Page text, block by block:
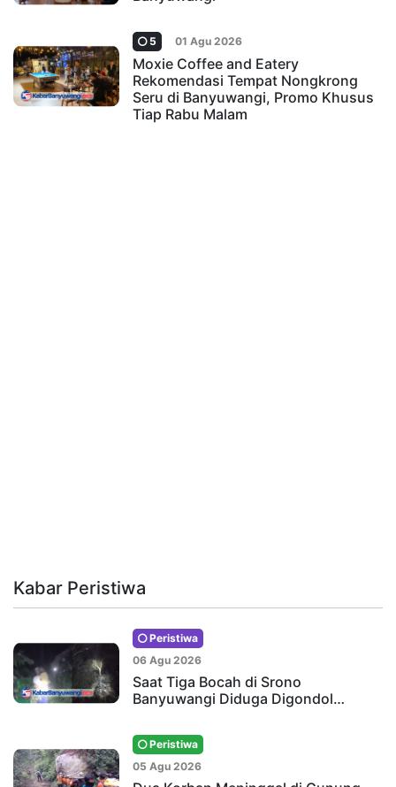
5 01 Agu 2026
Moxie Coffee and Eatery
Rekomendasi Tempat Nongkrong
Seru di Banyuwangi, Promo Khusus
Tiap Rabu Malam
Kabar Peristiwa
Peristiwa
06 Agu 2026
Saat Tiga Bocah di Srono
Banyuwangi Diduga Digondol…
Peristiwa
05 Agu 2026